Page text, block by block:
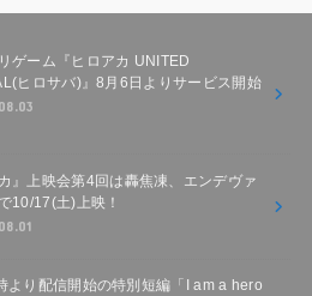
ゲーム『ヒロアカ UNITED
ヒロサバ)』8月6日よりサービス開始
カ』上映会第4回は轟焦凍、エンデヴァ
10/17(土)上映！
より配信開始の特別短編「I am a hero